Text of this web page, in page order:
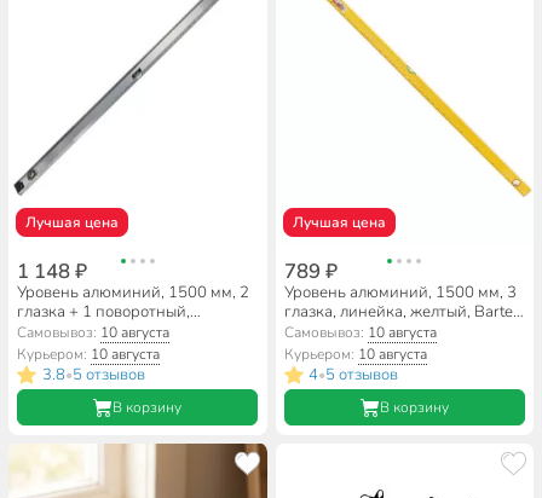
Лучшая цена
1 148 ₽
Уровень алюминий, 1500 мм, 2
глазка + 1 поворотный,
линейка, рельс, серебристый,
Bartex, №0021, HJ-82D
Самовывоз: 10 августа
Курьером: 10 августа
3.8•5 отзывов
В корзину
Лучшая цена
789 ₽
Уровень алюминий, 1500 мм, 3
глазка, линейка, желтый, Bartex,
HJ-88D
Самовывоз: 10 августа
Курьером: 10 августа
4•5 отзывов
В корзину